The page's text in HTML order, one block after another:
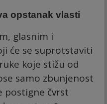
opstanak vlasti
glasnim i
će se suprotstaviti
koje stižu od
samo zbunjenost
postigne čvrst